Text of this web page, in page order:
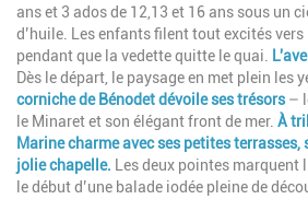
ans et 3 ados de 12,13 et 16 ans sous un
d’huile. Les enfants filent tout excités
pendant que la vedette quitte le quai.
Dès le départ, le paysage en met plein les
corniche de Bénodetdévoile ses trésors–
le Minaret et son élégant front de mer. À
Marinecharme avec ses petites terrasses,
jolie chapelle. Les deux pointes marquent
le début d’une balade iodée pleine de